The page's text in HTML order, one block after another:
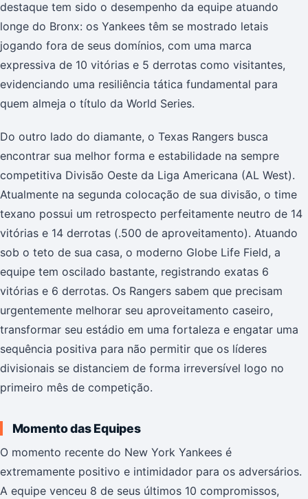
destaque tem sido o desempenho da equipe atuando
longe do Bronx: os Yankees têm se mostrado letais
jogando fora de seus domínios, com uma marca
expressiva de 10 vitórias e 5 derrotas como visitantes,
evidenciando uma resiliência tática fundamental para
quem almeja o título da World Series.
Do outro lado do diamante, o Texas Rangers busca
encontrar sua melhor forma e estabilidade na sempre
competitiva Divisão Oeste da Liga Americana (AL West).
Atualmente na segunda colocação de sua divisão, o time
texano possui um retrospecto perfeitamente neutro de 14
vitórias e 14 derrotas (.500 de aproveitamento). Atuando
sob o teto de sua casa, o moderno Globe Life Field, a
equipe tem oscilado bastante, registrando exatas 6
vitórias e 6 derrotas. Os Rangers sabem que precisam
urgentemente melhorar seu aproveitamento caseiro,
transformar seu estádio em uma fortaleza e engatar uma
sequência positiva para não permitir que os líderes
divisionais se distanciem de forma irreversível logo no
primeiro mês de competição.
Momento das Equipes
O momento recente do New York Yankees é
extremamente positivo e intimidador para os adversários.
A equipe venceu 8 de seus últimos 10 compromissos,